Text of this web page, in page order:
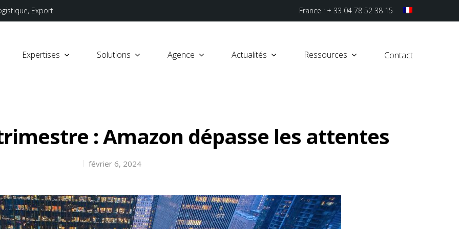
Export France : + 33 04 78 52 38 15
Expertises Solutions Agence Actualités Ressources Contact
: Amazon dépasse les attentes
février 6, 2024